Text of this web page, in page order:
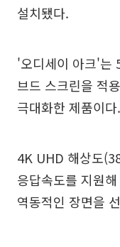
설치됐다.
'오디세이 아크'는
브드 스크린을 적
극대화한 제품이다.
4K UHD 해상도
응답속도를 지원
역동적인 장면을